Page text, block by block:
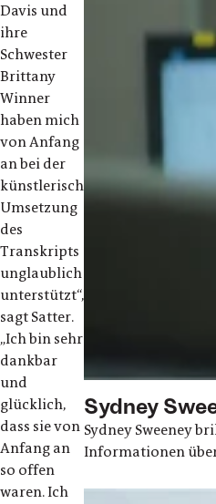
Davis und
ihre
Schwester
Brittany
Winner
haben mich
von Anfang
an bei der
künstlerischen
Umsetzung
des
Transkripts
unglaublich
unterstützt“,
sagt Satter.
„Ich bin sehr
dankbar
und
glücklich,
dass sie von
Anfang an
so offen
waren. Ich
Sydney
Sydney Sweeney
Informationen über